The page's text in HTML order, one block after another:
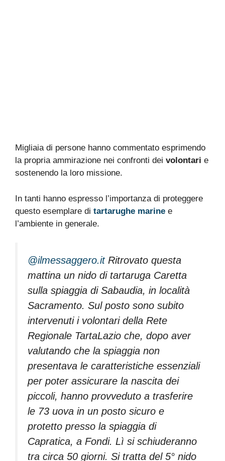
Migliaia di persone hanno commentato esprimendo
la propria ammirazione nei confronti dei volontari e
sostenendo la loro missione.
In tanti hanno espresso l’importanza di proteggere
questo esemplare di tartarughe marine e
l’ambiente in generale.
@ilmessaggero.itRitrovato questa
mattina un nido di tartaruga Caretta
sulla spiaggia di Sabaudia, in località
Sacramento. Sul posto sono subito
intervenuti i volontari della Rete
Regionale TartaLazio che, dopo aver
valutando che la spiaggia non
presentava le caratteristiche essenziali
per poter assicurare la nascita dei
piccoli, hanno provveduto a trasferire
le 73 uova in un posto sicuro e
protetto presso la spiaggia di
Capratica, a Fondi. Lì si schiuderanno
tra circa 50 giorni. Si tratta del 5° nido